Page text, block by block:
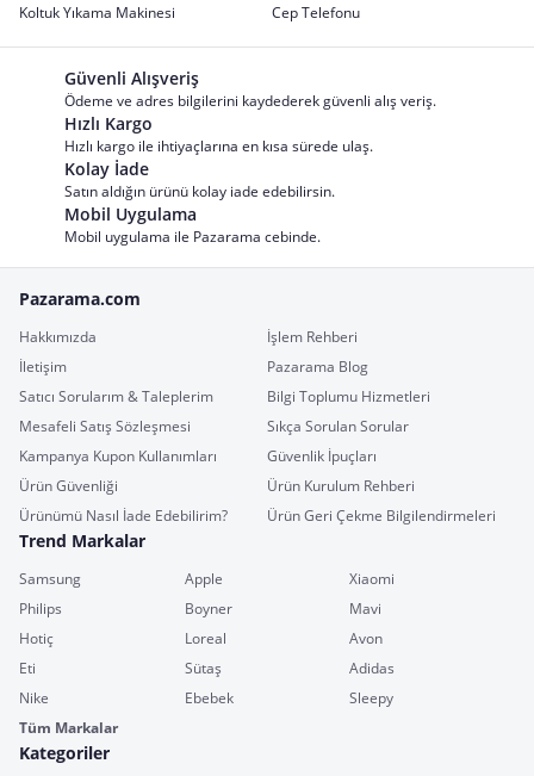
Koltuk Yıkama Makinesi
Cep Telefonu
Güvenli Alışveriş
Ödeme ve adres bilgilerini kaydederek güvenli alış veriş.
Hızlı Kargo
Hızlı kargo ile ihtiyaçlarına en kısa sürede ulaş.
Kolay İade
Satın aldığın ürünü kolay iade edebilirsin.
Mobil Uygulama
Mobil uygulama ile Pazarama cebinde.
Pazarama.com
Hakkımızda
İşlem Rehberi
İletişim
Pazarama Blog
Satıcı Sorularım & Taleplerim
Bilgi Toplumu Hizmetleri
Mesafeli Satış Sözleşmesi
Sıkça Sorulan Sorular
Kampanya Kupon Kullanımları
Güvenlik İpuçları
Ürün Güvenliği
Ürün Kurulum Rehberi
Ürünümü Nasıl İade Edebilirim?
Ürün Geri Çekme Bilgilendirmeleri
Trend Markalar
Samsung Apple
Xiaomi
Philips
Boyner
Mavi
Hotiç
Loreal
Avon
Eti
Sütaş
Adidas
Nike
Ebebek
Sleepy
Tüm Markalar
Kategoriler